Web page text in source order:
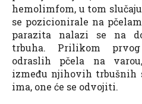
hemolimfom, u tom
se pozicionirale na
parazita nalazi se na
trbuha. Prilikom
odraslih pčela na
između njihovih trbušnih
ima, one će se odvojiti.